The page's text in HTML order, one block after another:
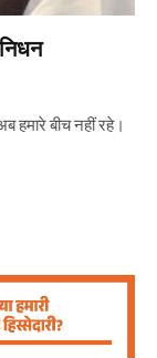
हमारे बीच नहीं रहे।